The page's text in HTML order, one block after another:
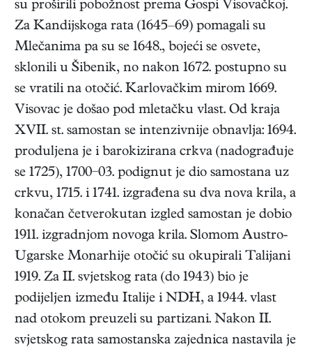
su proširili pobožnost prema Gospi Visovačkoj.
Za Kandijskoga rata (1645–69) pomagali su
Mlečanima pa su se 1648., bojeći se osvete,
sklonili u Šibenik, no nakon 1672. postupno su
se vratili na otočić. Karlovačkim mirom 1669.
Visovac je došao pod mletačku vlast. Od kraja
XVII. st. samostan se intenzivnije obnavlja: 1694.
produljena je i barokizirana crkva (nadograđuje
se 1725), 1700−03. podignut je dio samostana uz
crkvu, 1715. i 1741. izgrađena su dva nova krila, a
konačan četverokutan izgled samostan je dobio
1911. izgradnjom novoga krila. Slomom Austro-
Ugarske Monarhije otočić su okupirali Talijani
1919. Za II. svjetskog rata (do 1943) bio je
podijeljen između Italije i NDH, a 1944. vlast
nad otokom preuzeli su partizani. Nakon II.
svjetskog rata samostanska zajednica nastavila je